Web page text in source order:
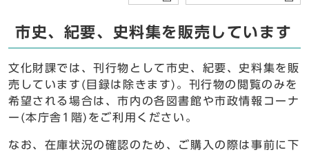
市史、紀要、史料集を販売しています
文化財課では、刊行物として市史、紀要、史料集を販
売しています(目録は除きます)。刊行物の閲覧のみを
希望される場合は、市内の各図書館や市政情報コーナ
ー(本庁舎1階)をご利用ください。
なお、在庫状況の確認のため、ご購入の際は事前に下